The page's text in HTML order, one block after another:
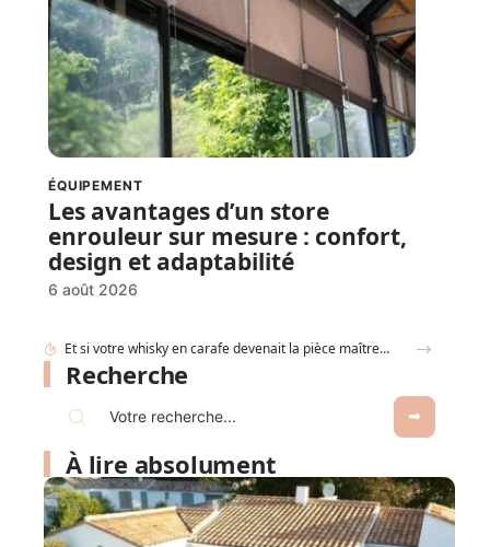
ÉQUIPEMENT
Les avantages d’un store
enrouleur sur mesure : confort,
design et adaptabilité
6 août 2026
Comment déterminer les dimensions d’une cuve de récupération d’eau de pluie ?
Recherche
À lire absolument